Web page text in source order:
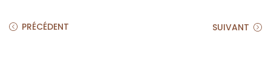
PRÉCÉDENT SUIVANT